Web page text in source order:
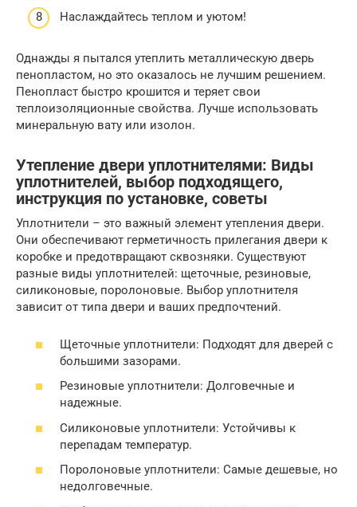
Наслаждайтесь теплом и уютом!
Однажды я пытался утеплить металлическую дверь
пенопластом, но это оказалось не лучшим решением.
Пенопласт быстро крошится и теряет свои
теплоизоляционные свойства. Лучше использовать
минеральную вату или изолон.
Утепление двери уплотнителями: Виды
уплотнителей, выбор подходящего,
инструкция по установке, советы
Уплотнители – это важный элемент утепления двери.
Они обеспечивают герметичность прилегания двери к
коробке и предотвращают сквозняки. Существуют
разные виды уплотнителей: щеточные, резиновые,
силиконовые, поролоновые. Выбор уплотнителя
зависит от типа двери и ваших предпочтений.
Щеточные уплотнители: Подходят для дверей с
большими зазорами.
Резиновые уплотнители: Долговечные и
надежные.
Силиконовые уплотнители: Устойчивы к
перепадам температур.
Поролоновые уплотнители: Самые дешевые, но
недолговечные.